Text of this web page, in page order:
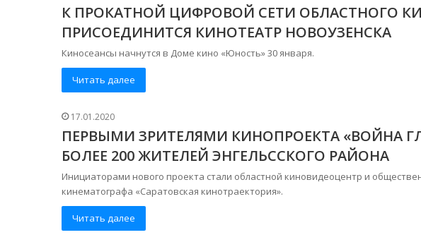
К ПРОКАТНОЙ ЦИФРОВОЙ СЕТИ ОБЛАСТНОГО
ПРИСОЕДИНИТСЯ КИНОТЕАТР НОВОУЗЕНСКА
Киносеансы начнутся в Доме кино «Юность» 30 января.
Читать далее
17.01.2020
ПЕРВЫМИ ЗРИТЕЛЯМИ КИНОПРОЕКТА «ВОЙНА
БОЛЕЕ 200 ЖИТЕЛЕЙ ЭНГЕЛЬССКОГО РАЙОНА
Инициаторами нового проекта стали областной киновидеоцентр и
кинематографа «Саратовская кинотраектория».
Читать далее